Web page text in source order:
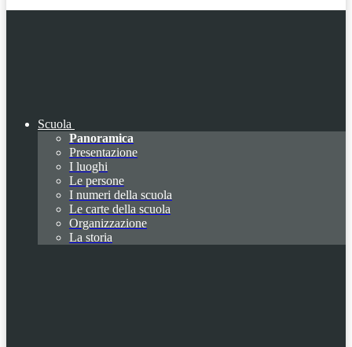
Scuola
Panoramica
Presentazione
I luoghi
Le persone
I numeri della scuola
Le carte della scuola
Organizzazione
La storia